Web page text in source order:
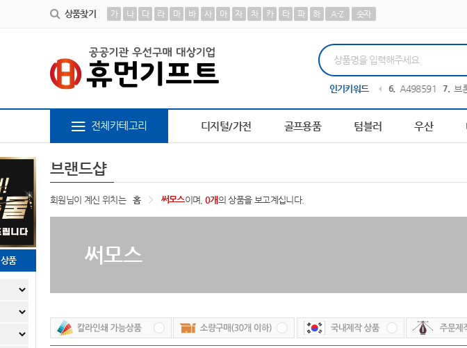
상품찾기 가 나 다 라 마 바 사 아 자 차 카 타 파 하 A-Z 숫자
인기키워드
AP-10061610 AP-100209 1 책갈피 2 5 피트 텀블러 6 A498591 7 브
전체카테고리 디지털/가전 골프용품 텀블러 우산
품
브랜드샵
회원님이 계신 위치는 홈 써모스이며,0개의 상품을 보고계십니다.
써모스